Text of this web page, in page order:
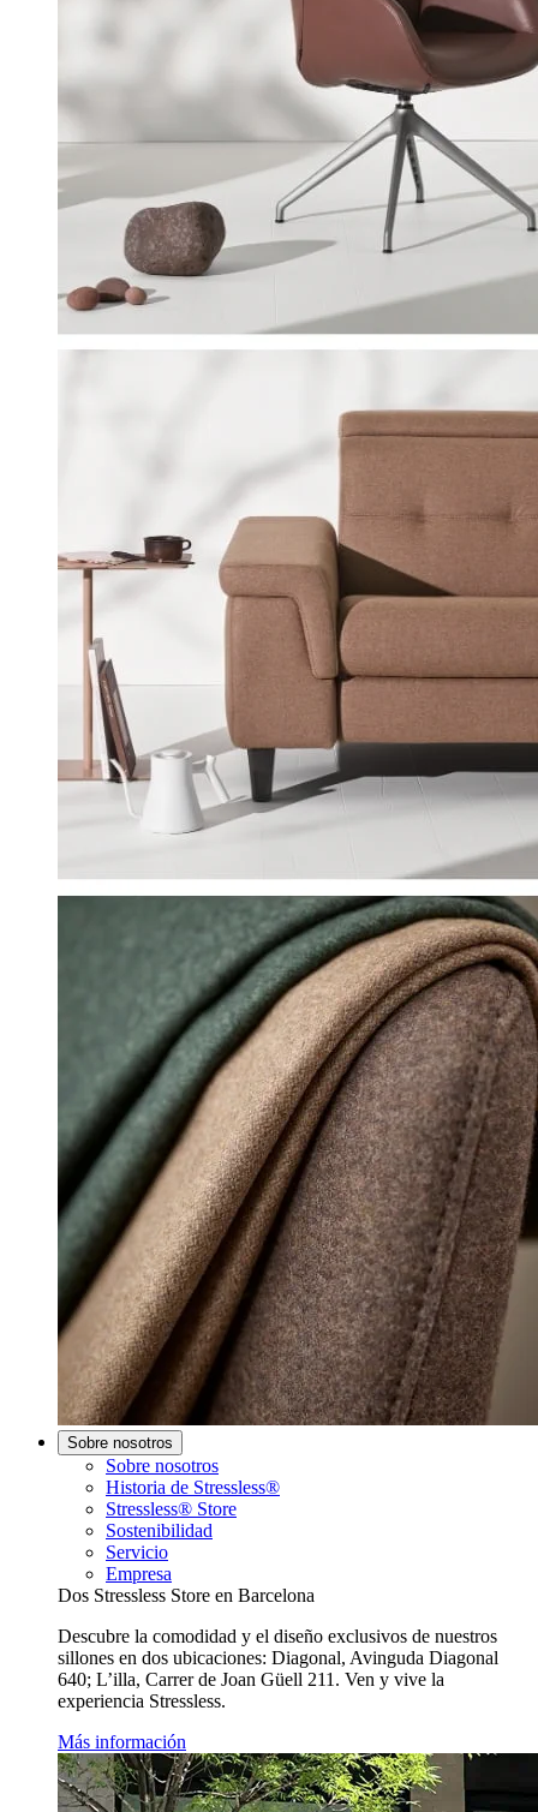
Sobre nosotros
Sobre nosotros
Historia de Stressless®
Stressless® Store
Sostenibilidad
Servicio
Empresa
Dos Stressless Store en Barcelona
Descubre la comodidad y el diseño exclusivos de nuestros
sillones en dos ubicaciones: Diagonal, Avinguda Diagonal
640; L’illa, Carrer de Joan Güell 211. Ven y vive la
experiencia Stressless.
Más información